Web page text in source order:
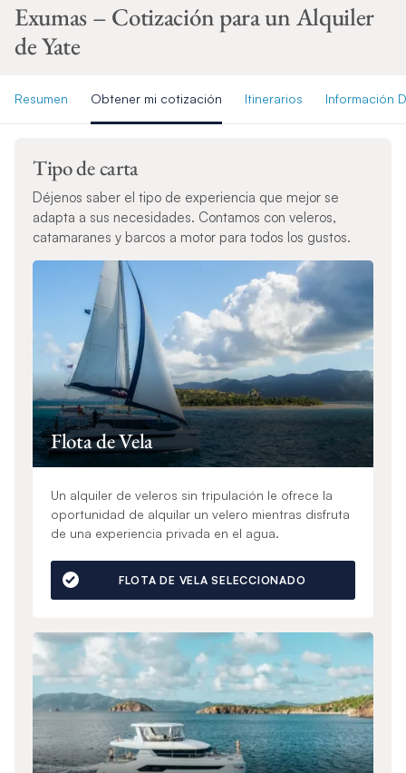
Exumas – Cotización para un Alquiler
de Yate
Resumen Obtener mi cotización Itinerarios Información
Tipo de carta
Déjenos saber el tipo de experiencia que mejor se
adapta a sus necesidades. Contamos con veleros,
catamaranes y barcos a motor para todos los gustos.
Flota de Vela
Un alquiler de veleros sin tripulación le ofrece la
oportunidad de alquilar un velero mientras disfruta
de una experiencia privada en el agua.
FLOTA DE VELA SELECCIONADO